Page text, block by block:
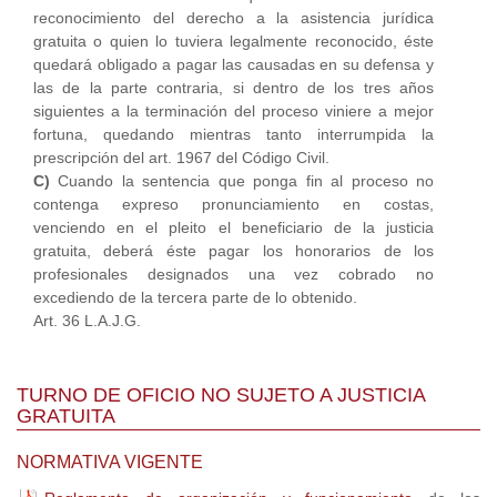
reconocimiento del derecho a la asistencia jurídica
gratuita o quien lo tuviera legalmente reconocido, éste
quedará obligado a pagar las causadas en su defensa y
las de la parte contraria, si dentro de los tres años
siguientes a la terminación del proceso viniere a mejor
fortuna, quedando mientras tanto interrumpida la
prescripción del art. 1967 del Código Civil.
C)Cuando la sentencia que ponga fin al proceso no
contenga expreso pronunciamiento en costas,
venciendo en el pleito el beneficiario de la justicia
gratuita, deberá éste pagar los honorarios de los
profesionales designados una vez cobrado no
excediendo de la tercera parte de lo obtenido.
Art. 36 L.A.J.G.
TURNO DE OFICIO NO SUJETO A JUSTICIA
GRATUITA
NORMATIVA VIGENTE